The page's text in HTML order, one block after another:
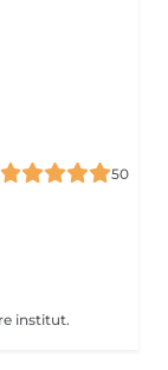
50
institut.